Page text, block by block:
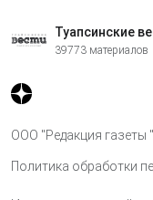
Туапсинские
39773 материалов
ООО "Редакция газеты
Политика обработки